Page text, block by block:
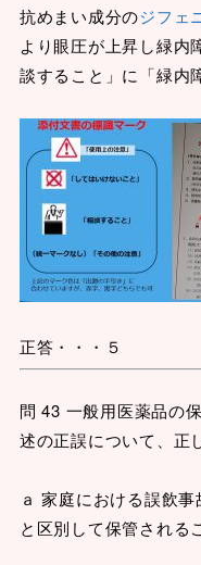
抗めまい成分のジフェ
より眼圧が上昇し緑内
談すること」に「緑内
正答・・・５
問 43 一般用医薬品の
述の正誤について、正
ａ 家庭における誤飲
と区別して保管される